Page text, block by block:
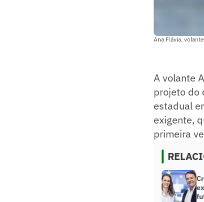
Ana Flávia,
A volante
projeto do
estadual
exigente,
primeira